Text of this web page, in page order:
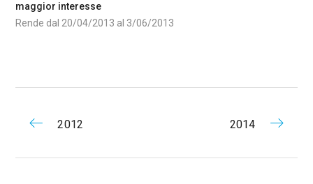
maggior interesse
Rende dal 20/04/2013 al 3/06/2013
2012 2014